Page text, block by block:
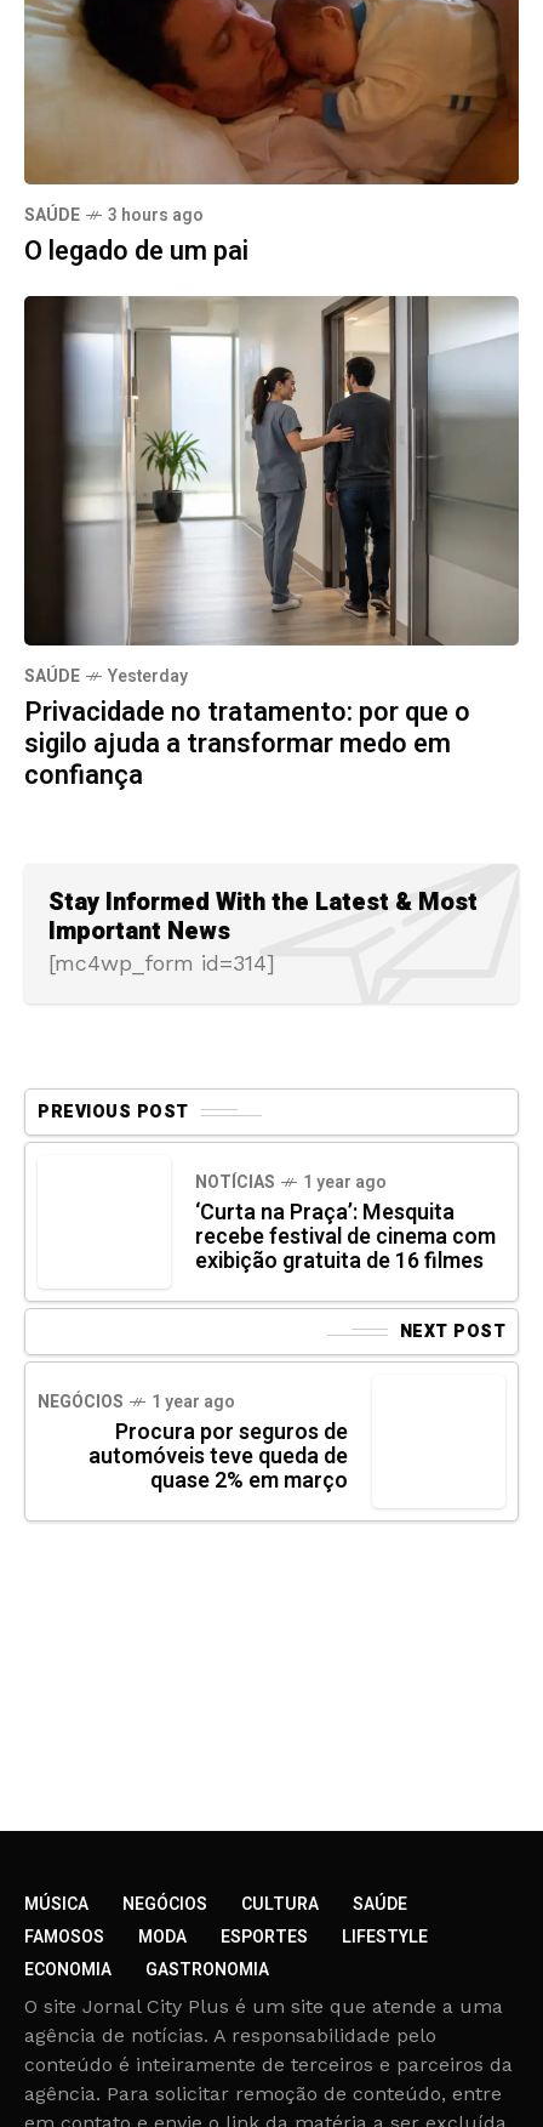
SAÚDE 3 hours ago
O legado de um pai
SAÚDE Yesterday
Privacidade no tratamento: por que o
sigilo ajuda a transformar medo em
confiança
Stay Informed With the Latest & Most
Important News
[mc4wp_form id=314]
PREVIOUS POST
NOTÍCIAS 1 year ago
‘Curta na Praça’: Mesquita
recebe festival de cinema com
exibição gratuita de 16 filmes
NEXT POST
NEGÓCIOS 1 year ago
Procura por seguros de
automóveis teve queda de
quase 2% em março
MÚSICA NEGÓCIOS CULTURA
SAÚDE
FAMOSOS
MODA ESPORTES
LIFESTYLE
ECONOMIA
GASTRONOMIA
O site Jornal City Plus é um site que atende a uma
agência de notícias. A responsabilidade pelo
conteúdo é inteiramente de terceiros e parceiros da
agência. Para solicitar remoção de conteúdo, entre